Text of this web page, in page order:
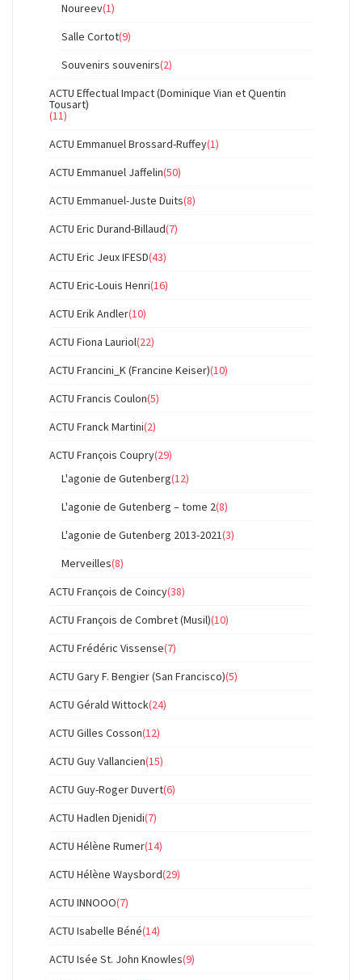
Noureev(1)
Salle Cortot(9)
Souvenirs souvenirs(2)
ACTU Effectual Impact (Dominique Vian et Quentin
Tousart)
(11)
ACTU Emmanuel Brossard-Ruffey(1)
ACTU Emmanuel Jaffelin(50)
ACTU Emmanuel-Juste Duits(8)
ACTU Eric Durand-Billaud(7)
ACTU Eric Jeux IFESD(43)
ACTU Eric-Louis Henri(16)
ACTU Erik Andler(10)
ACTU Fiona Lauriol(22)
ACTU Francini_K (Francine Keiser)(10)
ACTU Francis Coulon(5)
ACTU Franck Martini(2)
ACTU François Coupry(29)
L'agonie de Gutenberg(12)
L'agonie de Gutenberg – tome 2(8)
L'agonie de Gutenberg 2013-2021(3)
Merveilles(8)
ACTU François de Coincy(38)
ACTU François de Combret (Musil)(10)
ACTU Frédéric Vissense(7)
ACTU Gary F. Bengier (San Francisco)(5)
ACTU Gérald Wittock(24)
ACTU Gilles Cosson(12)
ACTU Guy Vallancien(15)
ACTU Guy-Roger Duvert(6)
ACTU Hadlen Djenidi(7)
ACTU Hélène Rumer(14)
ACTU Hélène Waysbord(29)
ACTU INNOOO(7)
ACTU Isabelle Béné(14)
ACTU Isée St. John Knowles(9)